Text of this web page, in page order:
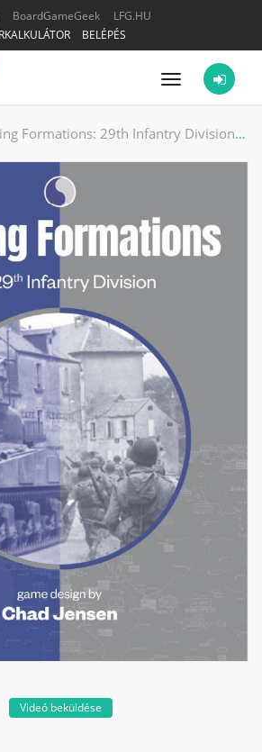
BoardGameGeek
LFG.HU
BELÉPÉS
Menü
Formations: 29th Infantry Division társasjáték
Videó beküldése